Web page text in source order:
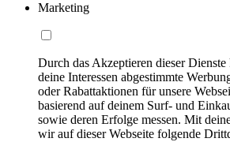
Marketing
Durch das Akzeptieren dieser
deine Interessen abgestimmte
oder Rabattaktionen für unsere
basierend auf deinem Surf- und
sowie deren Erfolge messen. Mit
wir auf dieser Webseite folgende